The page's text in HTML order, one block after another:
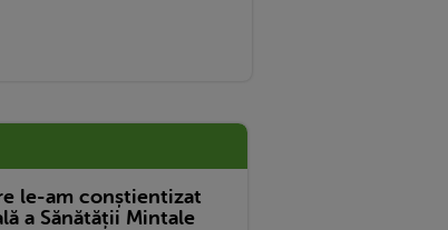
le-am conștientizat
a Sănătății Mintale